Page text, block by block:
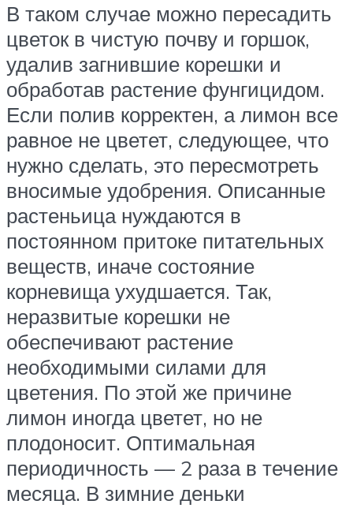
В таком случае можно пересадить
цветок в чистую почву и горшок,
удалив загнившие корешки и
обработав растение фунгицидом.
Если полив корректен, а лимон все
равное не цветет, следующее, что
нужно сделать, это пересмотреть
вносимые удобрения. Описанные
растеньица нуждаются в
постоянном притоке питательных
веществ, иначе состояние
корневища ухудшается. Так,
неразвитые корешки не
обеспечивают растение
необходимыми силами для
цветения. По этой же причине
лимон иногда цветет, но не
плодоносит. Оптимальная
периодичность — 2 раза в течение
месяца. В зимние деньки